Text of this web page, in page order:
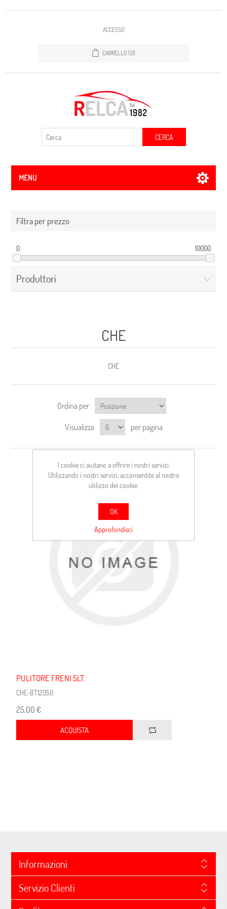
ACCESSO
CARRELLO (0)
CERCA
MENU
Filtra per prezzo
0 10000
Produttori
CHE
CHE
Ordina per
Visualizza per pagina
PULITORE FRENI 5LT.
CHE-BT12050
25,00 €
ACQUISTA
Informazioni
Servizio Clienti
I cookie ci aiutano a offrire i nostri servizi.
Utilizzando i nostri servizi, acconsentite al nostro
utilizzo dei cookie.
OK
Approfondisci